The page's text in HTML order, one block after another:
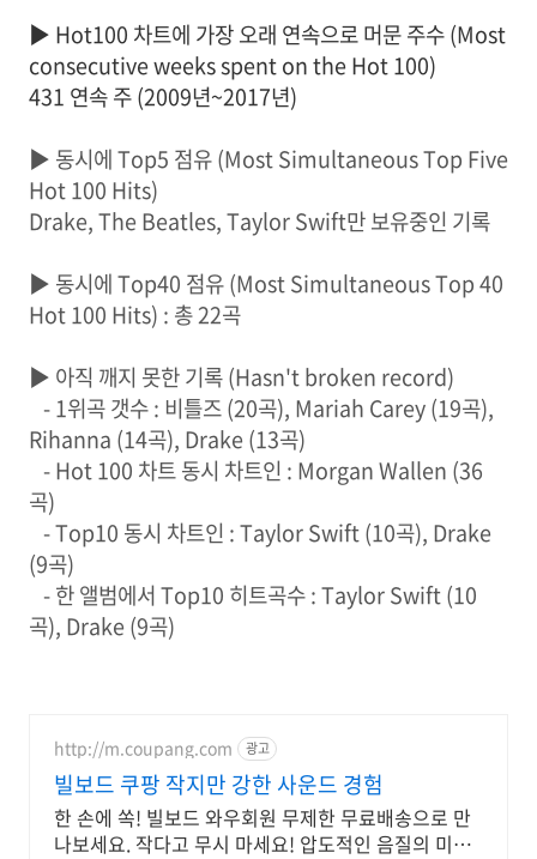
▶ Hot100 차트에 가장 오래 연속으로 머문 주수 (Most
consecutive weeks spent on the Hot 100)
431 연속 주 (2009년~2017년)
▶ 동시에 Top5 점유 (Most Simultaneous Top Five
Hot 100 Hits)
Drake, The Beatles, Taylor Swift만 보유중인 기록
▶ 동시에 Top40 점유 (Most Simultaneous Top 40
Hot 100 Hits) : 총 22곡
▶ 아직 깨지 못한 기록 (Hasn't broken record)
- 1위곡 갯수 : 비틀즈 (20곡), Mariah Carey (19곡),
Rihanna (14곡), Drake (13곡)
- Hot 100 차트 동시 차트인 : Morgan Wallen (36
곡)
- Top10 동시 차트인 : Taylor Swift (10곡), Drake
(9곡)
- 한 앨범에서 Top10 히트곡수 : Taylor Swift (10
곡), Drake (9곡)
http://m.coupang.com 광고
빌보드 쿠팡 작지만 강한 사운드 경험
한 손에 쏙! 빌보드 와우회원 무제한 무료배송으로 만
나보세요. 작다고 무시 마세요! 압도적인 음질의 미니